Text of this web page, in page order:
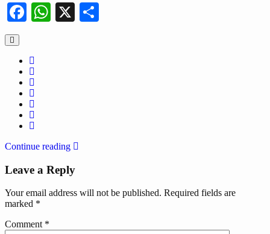
Facebook
WhatsApp
X
Continue reading
Leave a Reply
Your email address will not be published. Required fields are
marked *
Comment *